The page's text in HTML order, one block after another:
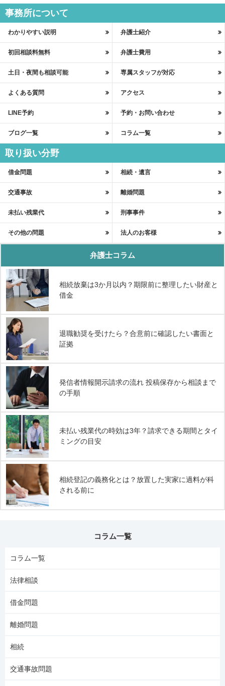
事務所について
わかりやすい説明 弁護士紹介
初回相談料無料 弁護士費用
土日・夜間も相談可能 専属スタッフが対応
よくある質問 アクセス
LINE予約 予約・お問い合わせ
ブログ一覧 コラム一覧
取り扱い分野
借金問題 相続・遺言
交通事故 離婚問題
未払い残業代 刑事事件
その他の問題 法人のお客様
弁護士コラム
相続放棄は3か月以内？期限前に整理したい財産と
借金
退職勧奨を受けたら？合意前に確認したい書面と
証拠
発信者情報開示請求の流れ 投稿保存から相談まで
の手順
未払い残業代の時効は3年？請求できる期間とタイ
ミングの目安
相続登記の義務化とは？放置した実家に過料が科
される前に
コラム一覧
コラム一覧
法律相談
借金問題
離婚問題
相続
交通事故問題